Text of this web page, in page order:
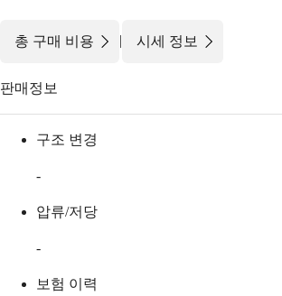
총 구매 비용 | 시세 정보
판매정보
구조 변경
-
압류/저당
-
보험 이력